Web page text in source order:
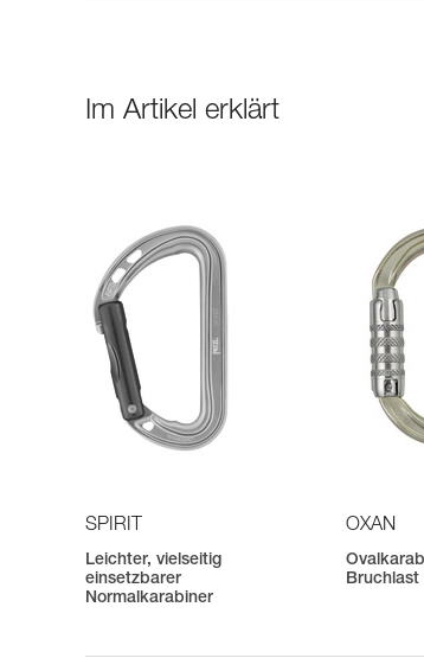
Im Artikel erklärt
SPIRIT
Leichter, vielseitig
einsetzbarer
Normalkarabiner
OXAN
Bruchlast